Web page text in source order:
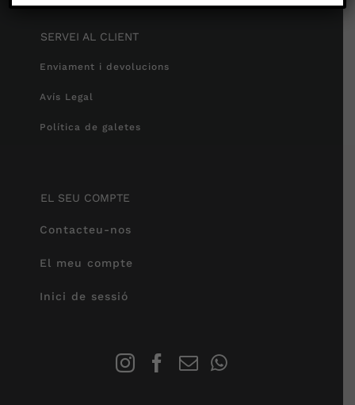
SERVEI AL CLIENT
Enviament i devolucions
Avís Legal
Política de galetes
EL SEU COMPTE
Contacteu-nos
El meu compte
Inici de sessió